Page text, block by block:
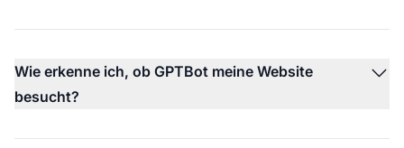
Wie erkenne ich, ob GPTBot meine Website
besucht?